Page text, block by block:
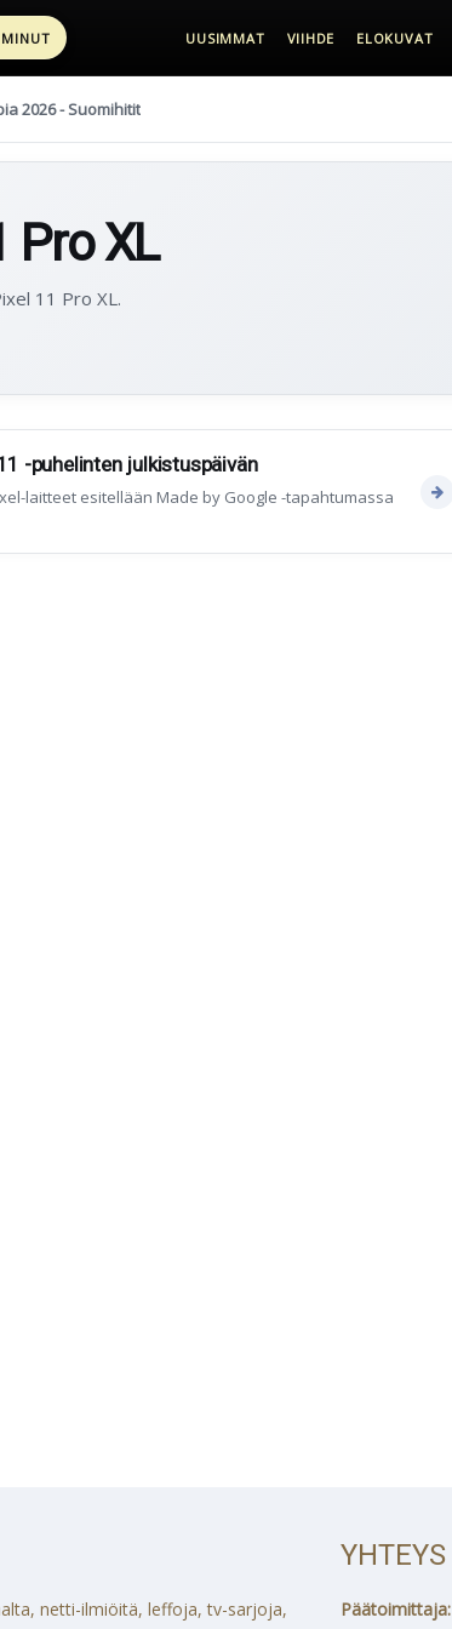
UUSIMMAT VIIHDE ELOKUVAT
2026 - Suomihitit
Pro XL
11 Pro XL.
-puhelinten julkistuspäivän
laitteet esitellään Made by Google -tapahtumassa
netti-ilmiöitä, leffoja, tv-sarjoja,
YHTEYS
Päätoimittaja: